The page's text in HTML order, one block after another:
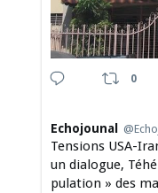
0
Echojounal
Tensions USA-
un dialogue,
pulation » des